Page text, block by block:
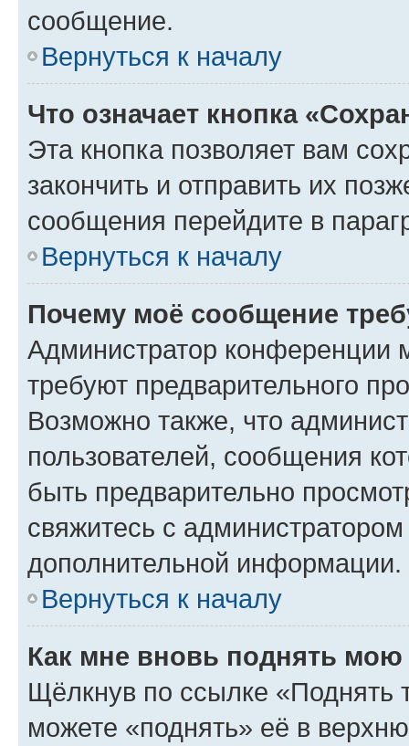
сообщение.
Вернуться к началу
Что означает кнопка
Эта кнопка позволяет вам
закончить и отправить их
сообщения перейдите в
Вернуться к началу
Почему моё сообщение
Администратор конференции
требуют предварительного
Возможно также, что
пользователей, сообщения
быть предварительно
свяжитесь с
дополнительной информации.
Вернуться к началу
Как мне вновь поднять мою
Щёлкнув по ссылке «Поднять
можете «поднять» её в